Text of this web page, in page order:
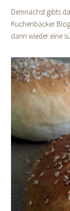
Demnächst gibts
Kuchenbäcker
dann wieder eine